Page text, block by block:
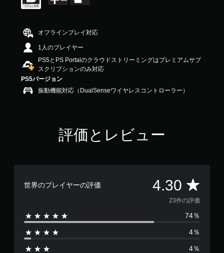
5
中
4
3
で
す
オフラインプレイ対応
1人のプレイヤー
PS5とPS Portalのクラウドストリーミングはプレミアムサブ
スクリプションのみ対応
PS5バージョン
振動機能対応（DualSenseワイヤレスコントローラー）
評価とレビュー
世界のプレイヤーの評価 4.30 評
価
数
は
23件の評価
74％
4％
4％